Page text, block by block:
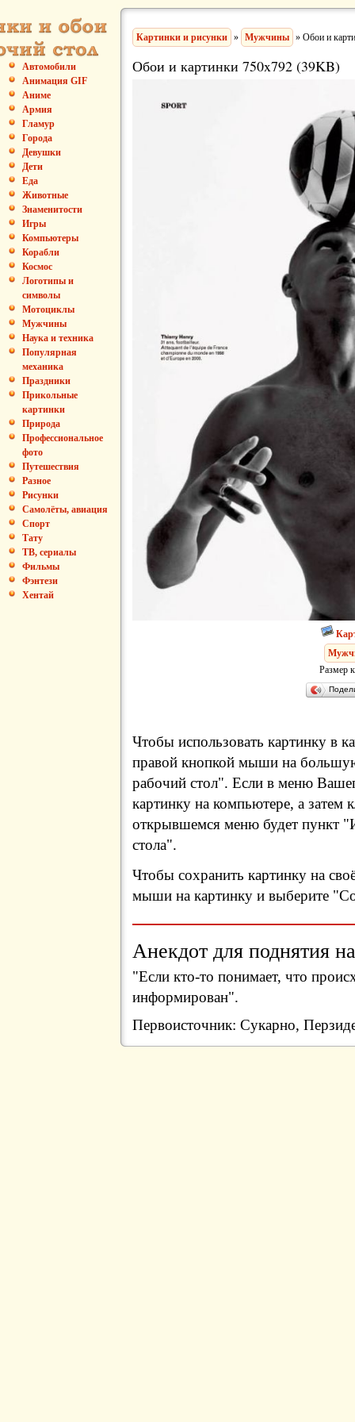
Автомобили
Анимация GIF
Аниме
Армия
Гламур
Города
Девушки
Дети
Еда
Животные
Знаменитости
Игры
Компьютеры
Корабли
Космос
Логотипы и
символы
Мотоциклы
Мужчины
Наука и техника
Популярная
механика
Праздники
Прикольные
картинки
Природа
Профессиональное
фото
Путешествия
Разное
Рисунки
Самолёты, авиация
Спорт
Тату
ТВ, сериалы
Фильмы
Фэнтези
Хентай
Картинки и рисунки » Мужчины » Обои и
Обои и картинки 750x792 (39KB)
Размер
Чтобы использовать картинку в
правой кнопкой мыши на
рабочий стол". Если в меню
картинку на компьютере, а затем
открывшемся меню будет пункт
стола".
Чтобы сохранить картинку на
мыши на картинку и выберите
Анекдот для поднятия
"Если кто-то понимает, что
информирован".
Первоисточник: Сукарно,